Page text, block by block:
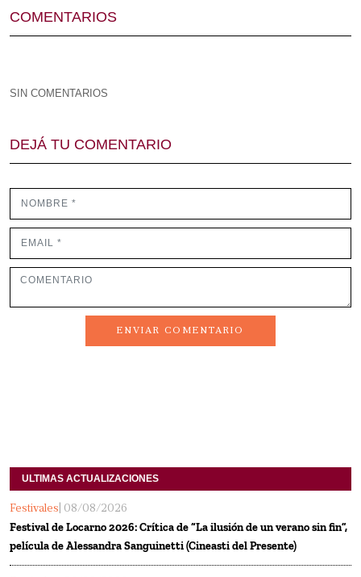
COMENTARIOS
SIN COMENTARIOS
DEJÁ TU COMENTARIO
ENVIAR COMENTARIO
ULTIMAS ACTUALIZACIONES
Festivales | 08/08/2026
Festival de Locarno 2026: Crítica de “La ilusión de un verano sin fin”,
película de Alessandra Sanguinetti (Cineasti del Presente)